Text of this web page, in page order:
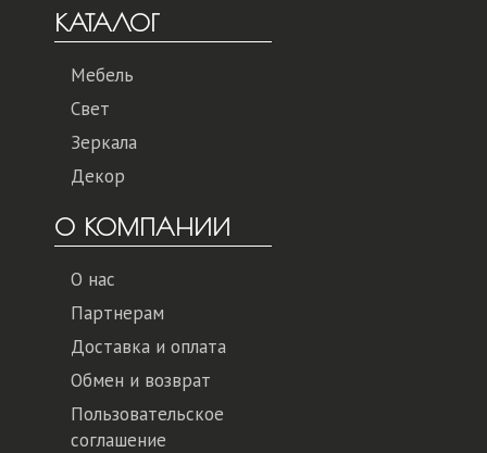
КАТАЛОГ
Мебель
Свет
Зеркала
Декор
О КОМПАНИИ
О нас
Партнерам
Доставка и оплата
Обмен и возврат
Пользовательское
соглашение